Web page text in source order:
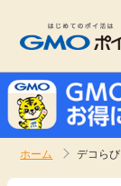
ホーム デコら
サービ